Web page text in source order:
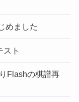
めました
スト
Flashの棋譜再